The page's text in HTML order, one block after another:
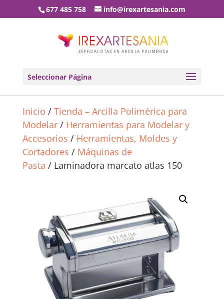
677 485 758 info@irexartesania.com
Seleccionar Página
Inicio / Tienda – Arcilla Polimérica para
Modelar/ Herramientas para Modelar y
Accesorios / Herramientas, Moldes y
Cortadores / Máquinas de
Pasta / Laminadora marcato atlas 150